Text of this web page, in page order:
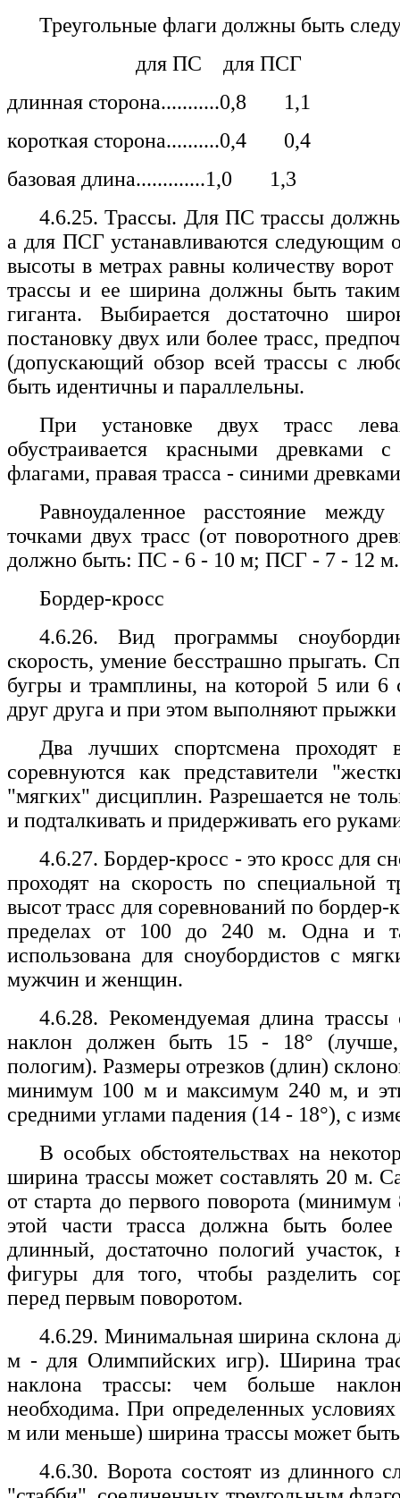
Треугольные флаги должны быть
для ПС для ПСГ
длинная сторона...........0,8 1,1
короткая сторона..........0,4 0,4
базовая длина.............1,0 1,3
4.6.25. Трассы. Для ПС трассы
а для ПСГ устанавливаются следующим
высоты в метрах равны количеству
трассы и ее ширина должны быть
гиганта. Выбирается достаточно
постановку двух или более трасс,
(допускающий обзор всей трассы с
быть идентичны и параллельны.
При установке двух трасс
обустраивается красными древками
флагами, правая трасса - синими
Равноудаленное расстояние
точками двух трасс (от поворотного
должно быть: ПС - 6 - 10 м; ПСГ - 7 - 12 м.
Бордер-кросс
4.6.26. Вид программы
скорость, умение бесстрашно прыгать.
бугры и трамплины, на которой 5 или 6
друг друга и при этом выполняют
Два лучших спортсмена проходят
соревнуются как представители
"мягких" дисциплин. Разрешается не
и подталкивать и придерживать его
4.6.27. Бордер-кросс - это кросс для
проходят на скорость по специальной
высот трасс для соревнований по
пределах от 100 до 240 м. Одна и
использована для сноубордистов с
мужчин и женщин.
4.6.28. Рекомендуемая длина
наклон должен быть 15 - 18°
пологим). Размеры отрезков (длин)
минимум 100 м и максимум 240 м, и
средними углами падения (14 - 18°), с
В особых обстоятельствах на
ширина трассы может составлять 20 м.
от старта до первого поворота
этой части трасса должна быть
длинный, достаточно пологий участок,
фигуры для того, чтобы разделить
перед первым поворотом.
4.6.29. Минимальная ширина склона
м - для Олимпийских игр). Ширина
наклона трассы: чем больше
необходима. При определенных
м или меньше) ширина трассы может
4.6.30. Ворота состоят из длинного